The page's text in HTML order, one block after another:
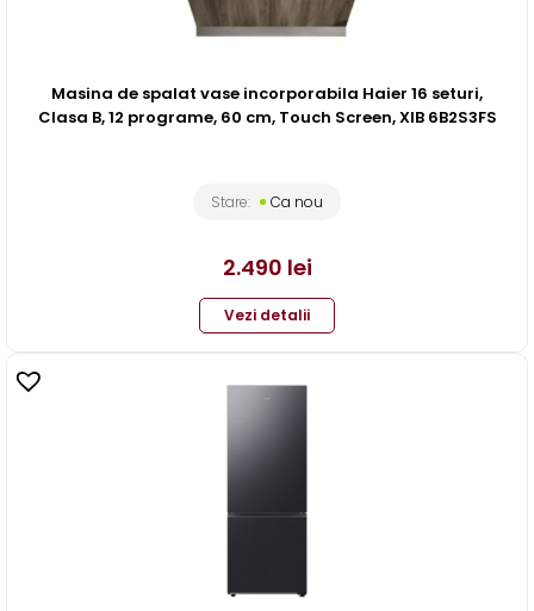
Masina de spalat vase incorporabila Haier 16 seturi,
Clasa B, 12 programe, 60 cm, Touch Screen, XIB 6B2S3FS
Stare: Ca nou
2.490 lei
Vezi detalii